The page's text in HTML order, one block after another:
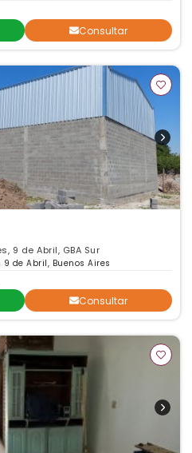
Consultar
9 de Abril, GBA Sur
de Abril, Buenos Aires
Consultar